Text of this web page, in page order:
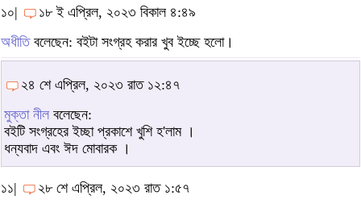
১০|
১৮ ই এপ্রিল, ২০২৩ বিকাল ৪:৪৯
অধীতিবলেছেন: বইটা সংগ্রহ করার খুব ইচ্ছে হলো।
২৪ শে এপ্রিল, ২০২৩ রাত ১২:৪৭
মুক্তা নীল বলেছেন:
বইটি সংগ্রহের ইচ্ছা প্রকাশে খুশি হ'লাম ।
ধন্যবাদ এবং ঈদ মোবারক ।
১১|
২৮ শে এপ্রিল, ২০২৩ রাত ১:৫৭